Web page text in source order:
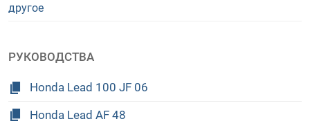
другое
РУКОВОДСТВА
Honda Lead 100 JF 06
Honda Lead AF 48